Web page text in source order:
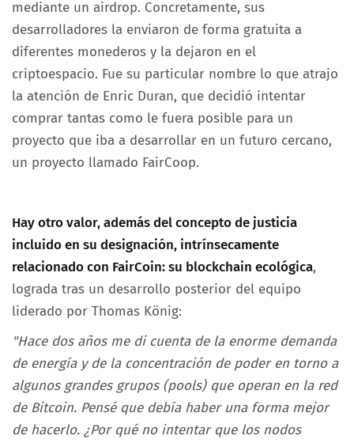
mediante un airdrop. Concretamente, sus
desarrolladores la enviaron de forma gratuita a
diferentes monederos y la dejaron en el
criptoespacio. Fue su particular nombre lo que atrajo
la atención de Enric Duran, que decidió intentar
comprar tantas como le fuera posible para un
proyecto que iba a desarrollar en un futuro cercano,
un proyecto llamado FairCoop.
Hay otro valor, además del concepto de justicia
incluido en su designación, intrínsecamente
relacionado con FairCoin: su blockchain ecológica,
lograda tras un desarrollo posterior del equipo
liderado por Thomas König:
"Hace dos años me di cuenta de la enorme demanda
de energía y de la concentración de poder en torno a
algunos grandes grupos (pools) que operan en la red
de Bitcoin. Pensé que debía haber una forma mejor
de hacerlo. ¿Por qué no intentar que los nodos